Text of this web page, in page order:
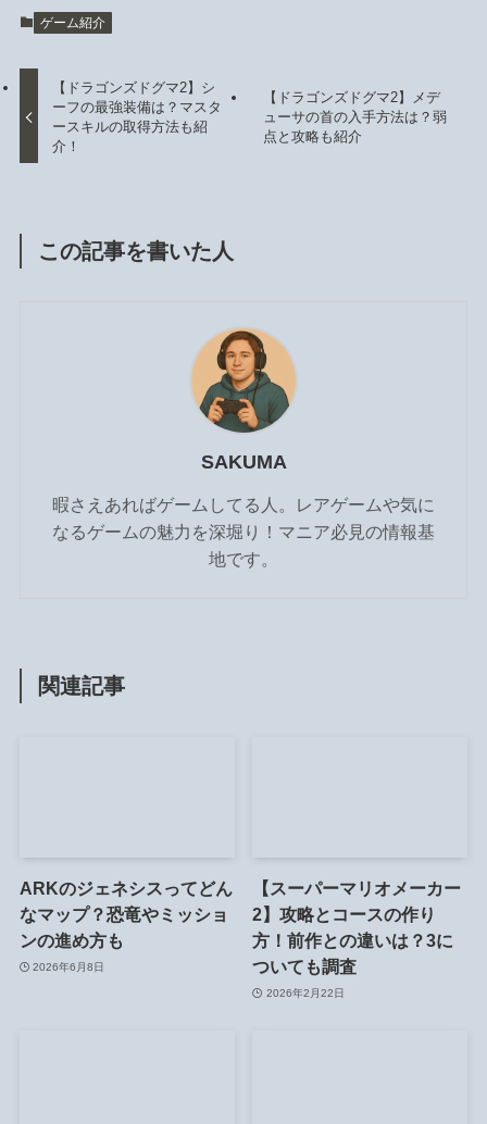
ゲーム紹介
【ドラゴンズドグマ2】シ
ーフの最強装備は？マスタ
ースキルの取得方法も紹
介！
【ドラゴンズドグマ2】メデ
ューサの首の入手方法は？弱
点と攻略も紹介
この記事を書いた人
SAKUMA
暇さえあればゲームしてる人。レアゲームや気に
なるゲームの魅力を深堀り！マニア必見の情報基
地です。
関連記事
ARKのジェネシスってどん
なマップ？恐竜やミッショ
ンの進め方も
2026年6月8日
【スーパーマリオメーカー
2】攻略とコースの作り
方！前作との違いは？3に
ついても調査
2026年2月22日